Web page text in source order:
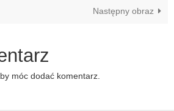
Następny obraz
móc dodać komentarz.